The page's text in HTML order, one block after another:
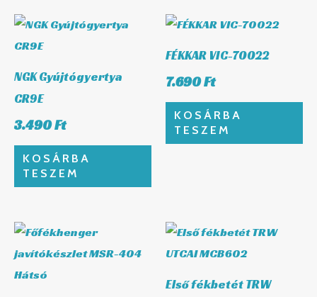
NGK Gyújtógyertya
CR9E
3.490Ft
KOSÁRBA
TESZEM
FÉKKAR VIC-70022
7.690Ft
KOSÁRBA
TESZEM
Első fékbetét TRW